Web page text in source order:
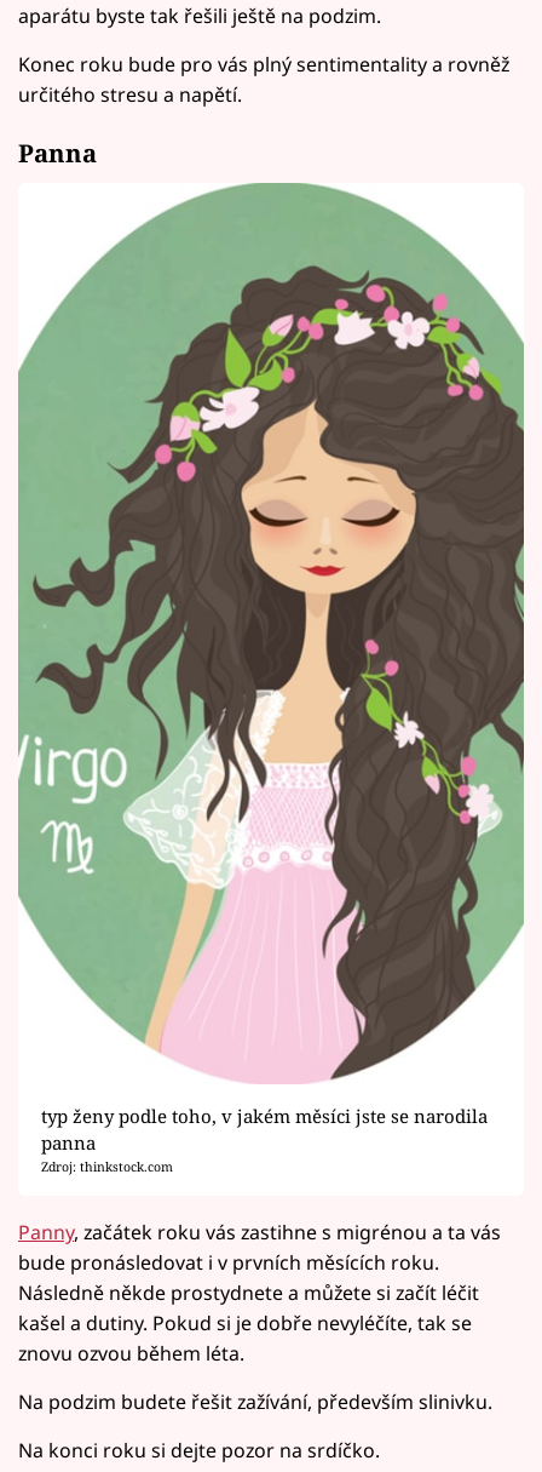
aparátu byste tak řešili ještě na podzim.
Konec roku bude pro vás plný sentimentality a rovněž
určitého stresu a napětí.
Panna
typ ženy podle toho, v jakém měsíci jste se narodila
panna
Zdroj: thinkstock.com
Panny, začátek roku vás zastihne s migrénou a ta vás
bude pronásledovat i v prvních měsících roku.
Následně někde prostydnete a můžete si začít léčit
kašel a dutiny. Pokud si je dobře nevyléčíte, tak se
znovu ozvou během léta.
Na podzim budete řešit zažívání, především slinivku.
Na konci roku si dejte pozor na srdíčko.